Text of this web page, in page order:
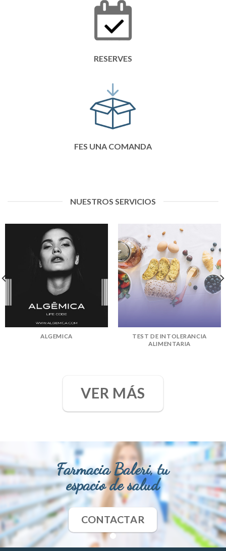
RESERVES
FES UNA COMANDA
NUESTROS SERVICIOS
ALGEMICA
TEST DE INTOLERANCIA
ALIMENTARIA
VER MÁS
Farmacia Baleri, tu
espacio de salud
CONTACTAR